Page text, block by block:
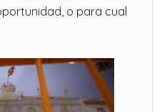
o para cual